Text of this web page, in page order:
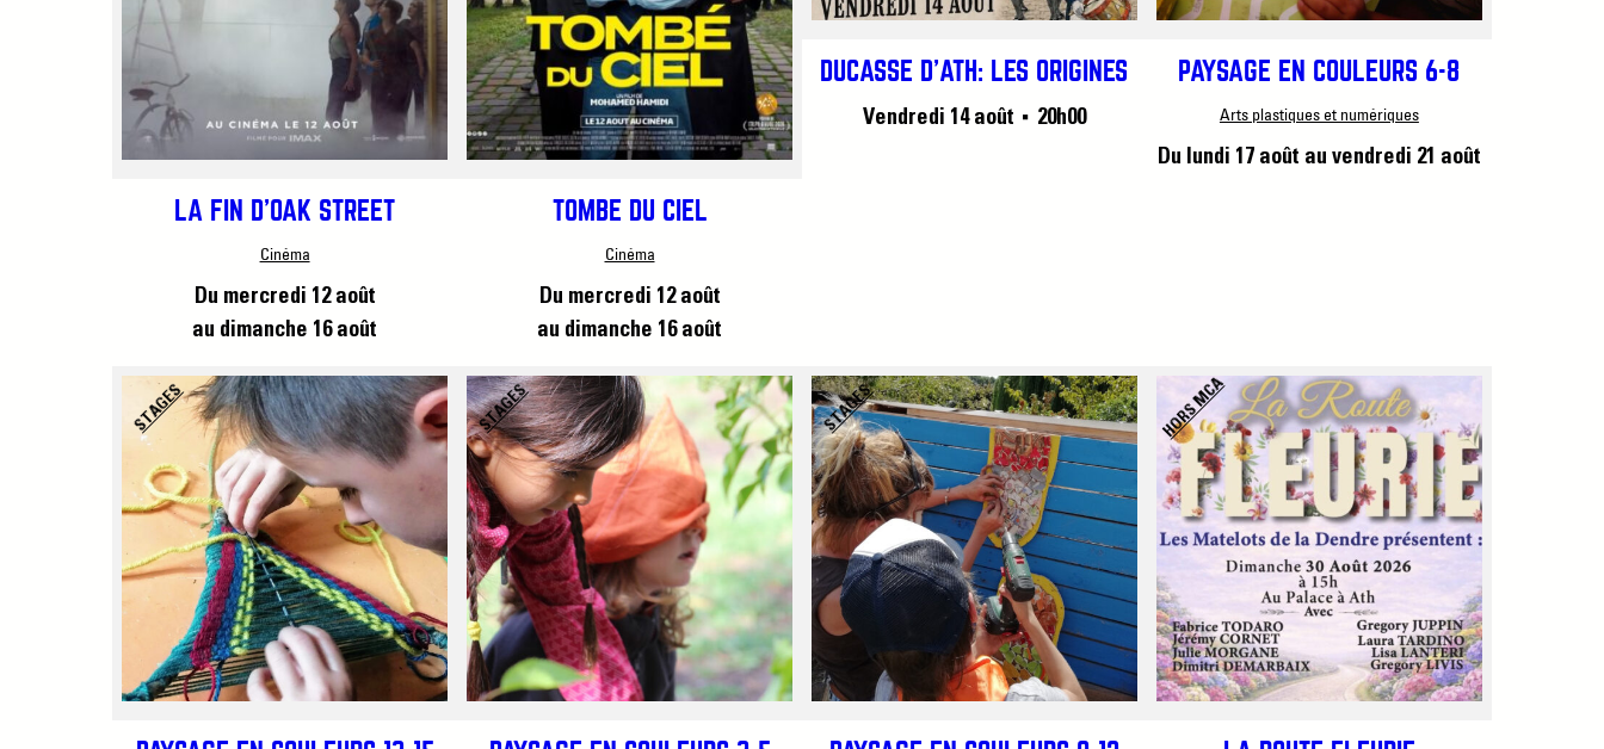
LA FIN D’OAK STREET
Cinéma
Du mercredi 12 août
au dimanche 16 août
TOMBÉ DU CIEL
Cinéma
Du mercredi 12 août
au dimanche 16 août
DUCASSE D’ATH: LES ORIGINES
Vendredi 14 août ■ 20h00
PAYSAGE EN COULEURS 6-8
Arts plastiques et numériques
Du lundi 17 août au vendredi 21 août
STAGES STAGES STAGES HORS MCA